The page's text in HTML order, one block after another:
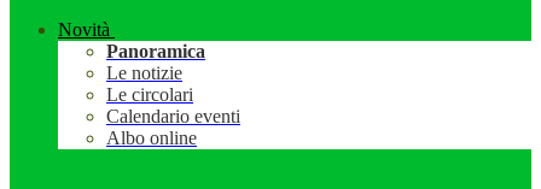
Novità
Panoramica
Le notizie
Le circolari
Calendario eventi
Albo online